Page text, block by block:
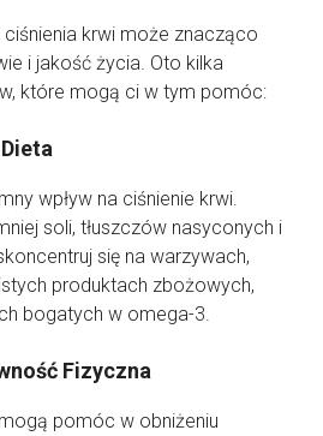
krwi może znacząco
i jakość życia. Oto kilka
które mogą ci w tym pomóc:
wpływ na ciśnienie krwi.
soli, tłuszczów nasyconych i
się na warzywach,
produktach zbożowych,
bogatych w omega-3.
Fizyczna
pomóc w obniżeniu